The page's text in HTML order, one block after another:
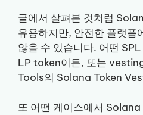
글에서 살펴본 것처럼
유용하지만, 안전한 플랫폼
않을 수 있습니다. 어떤
LP token이든, 또는
Tools의 Solana Token
또 어떤 케이스에서